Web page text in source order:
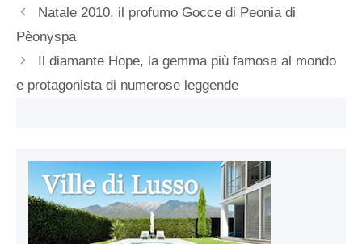
Natale 2010, il profumo Gocce di Peonia di
Pèonyspa
Il diamante Hope, la gemma più famosa al mondo
e protagonista di numerose leggende